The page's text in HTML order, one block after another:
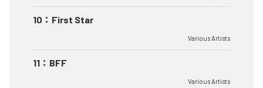
10 ： First Star
Various Artists
11 ： BFF
Various Artists